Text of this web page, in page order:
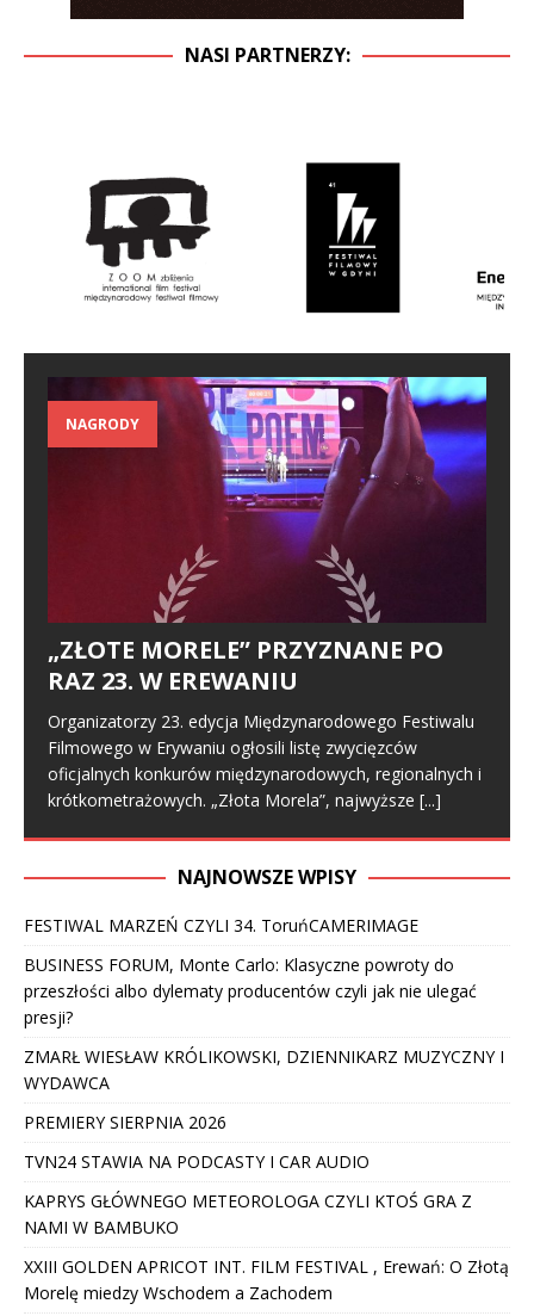
NASI PARTNERZY:
NAGRODY
„ZŁOTE MORELE” PRZYZNANE PO
RAZ 23. W EREWANIU
Organizatorzy 23. edycja Międzynarodowego Festiwalu
Filmowego w Erywaniu ogłosili listę zwycięzców
oficjalnych konkurów międzynarodowych, regionalnych i
krótkometrażowych. „Złota Morela”, najwyższe [...]
NAJNOWSZE WPISY
FESTIWAL MARZEŃ CZYLI 34. ToruńCAMERIMAGE
BUSINESS FORUM, Monte Carlo: Klasyczne powroty do
przeszłości albo dylematy producentów czyli jak nie ulegać
presji?
ZMARŁ WIESŁAW KRÓLIKOWSKI, DZIENNIKARZ MUZYCZNY I
WYDAWCA
PREMIERY SIERPNIA 2026
TVN24 STAWIA NA PODCASTY I CAR AUDIO
KAPRYS GŁÓWNEGO METEOROLOGA CZYLI KTOŚ GRA Z
NAMI W BAMBUKO
XXIII GOLDEN APRICOT INT. FILM FESTIVAL , Erewań: O Złotą
Morelę miedzy Wschodem a Zachodem